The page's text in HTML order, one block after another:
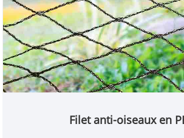
Filet anti-oiseaux en